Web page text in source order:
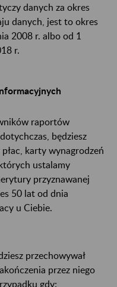
danych za okres
danych, jest to okres
2008 r. albo od 1
r.
raportów
będziesz
karty wynagrodzeń
ustalamy
przyznawanej
50 lat od dnia
u Ciebie.
przechowywał
przez niego
gdy: